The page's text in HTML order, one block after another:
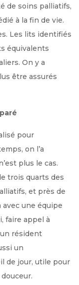
de soins palliatifs,
à la fin de vie.
Les lits identifiés
équivalents
On y a
être assurés
pour
on l’a
plus le cas.
trois quarts des
et près de
une équipe
faire appel à
un résident
un
de jour, utile pour